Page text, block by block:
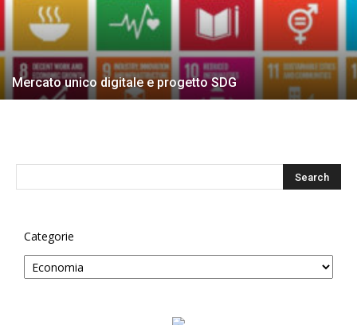
Mercato unico digitale e progetto SDG
Categorie